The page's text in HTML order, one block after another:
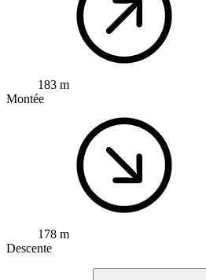
183 m
Montée
178 m
Descente